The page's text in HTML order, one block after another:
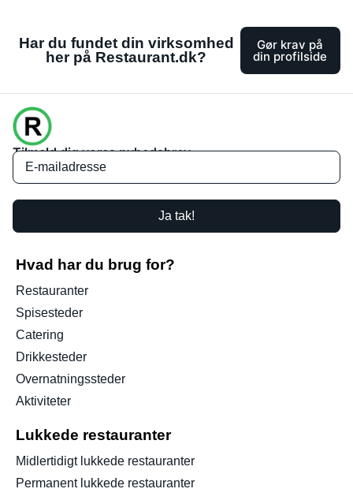
Har du fundet din virksomhed
her på Restaurant.dk?
Gør krav på
din profilside
Tilmeld dig vores nyhedsbrev
Ja tak!
Hvad har du brug for?
Restauranter
Spisesteder
Catering
Drikkesteder
Overnatningssteder
Aktiviteter
Lukkede restauranter
Midlertidigt lukkede restauranter
Permanent lukkede restauranter